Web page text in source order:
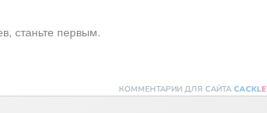
станьте первым.
КОММЕНТАРИИ ДЛЯ САЙТА CACKLE